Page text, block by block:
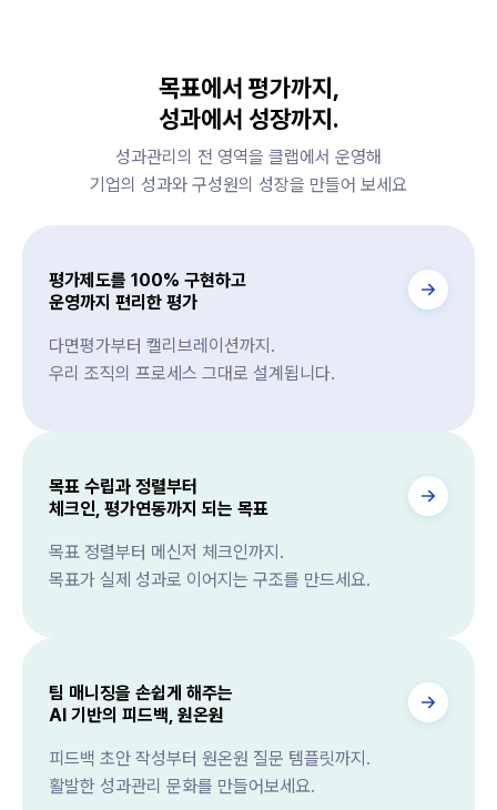
목표에서 평가까지,
성과에서 성장까지.
성과관리의 전 영역을 클랩에서 운영해
기업의 성과와 구성원의 성장을 만들어 보세요
평가제도를 100% 구현하고
운영까지 편리한 평가
다면평가부터 캘리브레이션까지.
우리 조직의 프로세스 그대로 설계됩니다.
목표 수립과 정렬부터
체크인, 평가연동까지 되는 목표
목표 정렬부터 메신저 체크인까지.
목표가 실제 성과로 이어지는 구조를 만드세요.
팀 매니징을 손쉽게 해주는
AI 기반의 피드백, 원온원
피드백 초안 작성부터 원온원 질문 템플릿까지.
활발한 성과관리 문화를 만들어보세요.